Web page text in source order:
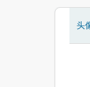
头